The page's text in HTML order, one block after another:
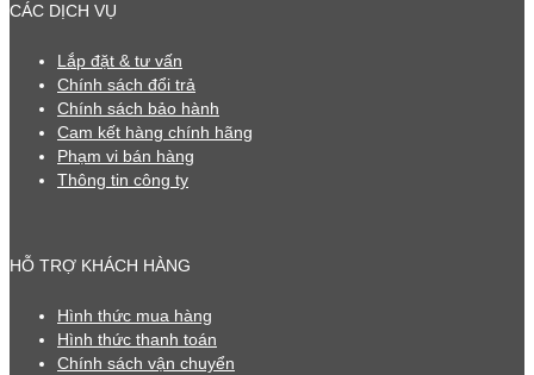
CÁC DỊCH VỤ
Lắp đặt & tư vấn
Chính sách đổi trả
Chính sách bảo hành
Cam kết hàng chính hãng
Phạm vi bán hàng
Thông tin công ty
HỖ TRỢ KHÁCH HÀNG
Hình thức mua hàng
Hình thức thanh toán
Chính sách vận chuyển